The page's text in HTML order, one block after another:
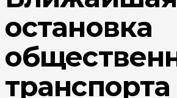
остановка